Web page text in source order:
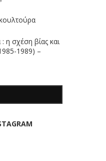
η σχέση βίας και
1989) –